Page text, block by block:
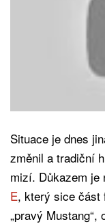
Situace je dnes
změnil a tradiční
mizí. Důkazem je
E, který sice část
„pravý